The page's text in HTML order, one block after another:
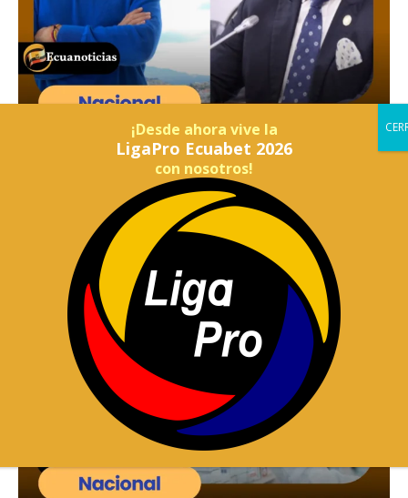
¡Desde ahora vive la
LigaPro Ecuabet 2026
con nosotros!